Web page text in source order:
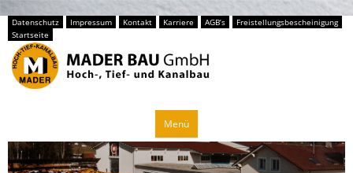
Datenschutz Impressum Kontakt Karriere AGB’s
Freistellungsbescheinigung
Startseite
Menü